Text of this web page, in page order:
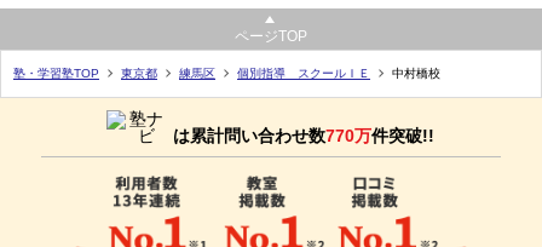
ページTOP
塾・学習塾TOP 東京都 練馬区 個別指導 スクールＩＥ 中村橋校
は累計問い合わせ数770万件突破!!